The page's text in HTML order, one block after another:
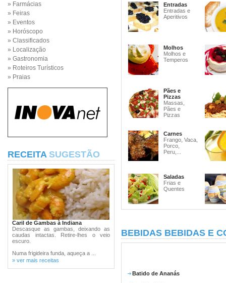
» Farmácias
» Feiras
» Eventos
» Horóscopo
» Classificados
» Localização
» Gastronomia
» Roteiros Turísticos
» Praias
RECEITA SUGESTÃO
Caril de Gambas à Indiana
Descasque as gambas, deixando as
caudas intactas. Retire-lhes o veio
escuro.
Numa frigideira funda, aqueça a ...
» ver mais receitas
Entradas
Entradas e
Aperitivos
Molhos
Molhos e
Temperos
Pães e
Pizzas
Massas,
Pães e
Pizzas
Carnes
Frango, Vaca,
Porco,
Peru,...
Saladas
Frias e
Quentes
BEBIDAS BEBIDAS E
Batido de Ananás